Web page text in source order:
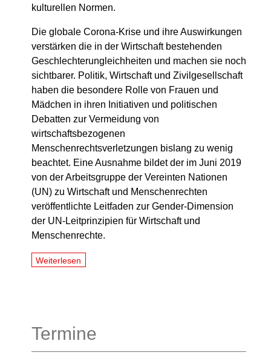
kulturellen Normen.
Die globale Corona-Krise und ihre Auswirkungen
verstärken die in der Wirtschaft bestehenden
Geschlechterungleichheiten und machen sie noch
sichtbarer. Politik, Wirtschaft und Zivilgesellschaft
haben die besondere Rolle von Frauen und
Mädchen in ihren Initiativen und politischen
Debatten zur Vermeidung von
wirtschaftsbezogenen
Menschenrechtsverletzungen bislang zu wenig
beachtet. Eine Ausnahme bildet der im Juni 2019
von der Arbeitsgruppe der Vereinten Nationen
(UN) zu Wirtschaft und Menschenrechten
veröffentlichte Leitfaden zur Gender-Dimension
der UN-Leitprinzipien für Wirtschaft und
Menschenrechte.
Weiterlesen
Termine